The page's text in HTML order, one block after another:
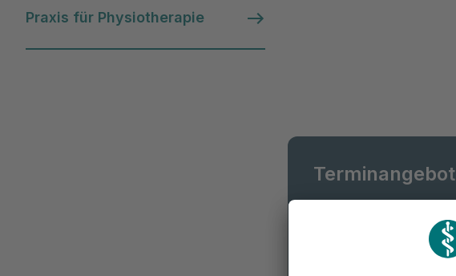
Praxis für Physiotherapie
Sie da. Buchen Sie
unseren